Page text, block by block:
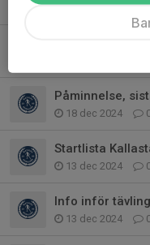
13 jan 2025 0
18 dec 2024
Startlista
13 dec 2024
Info inför
13 dec 2024